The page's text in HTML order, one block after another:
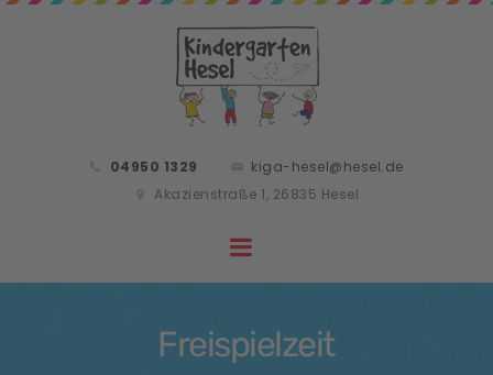
04950 1329
kiga-hesel@hesel.de
Akazienstraße 1, 26835 Hesel
Freispielzeit